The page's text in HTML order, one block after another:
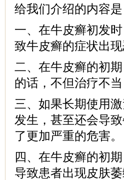
给我们介绍的内容是
一、在牛皮癣初发
致牛皮癣的症状出现
二、在牛皮癣的初
的话，不但治疗不
三、如果长期使用
发生，甚至还会导
了更加严重的危害。
四、在牛皮癣的初
导致患者出现皮肤